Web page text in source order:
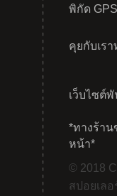
พิกัด
คุยกับเร
เว็บไซต์
*ทางร้าน
หน้า*
© 2018
สปอยเล